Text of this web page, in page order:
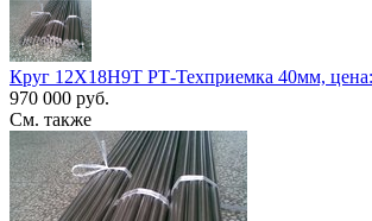
Круг 12Х18Н9Т РТ-Техприемка 40мм,
970 000 руб.
См. также